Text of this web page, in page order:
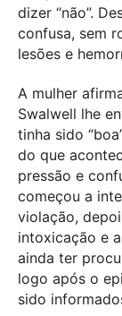
dizer “não”.
confusa, sem
lesões e
A mulher
Swalwell lhe
tinha sido
do que
pressão e
começou a
violação,
intoxicação e
ainda ter
logo após o
sido